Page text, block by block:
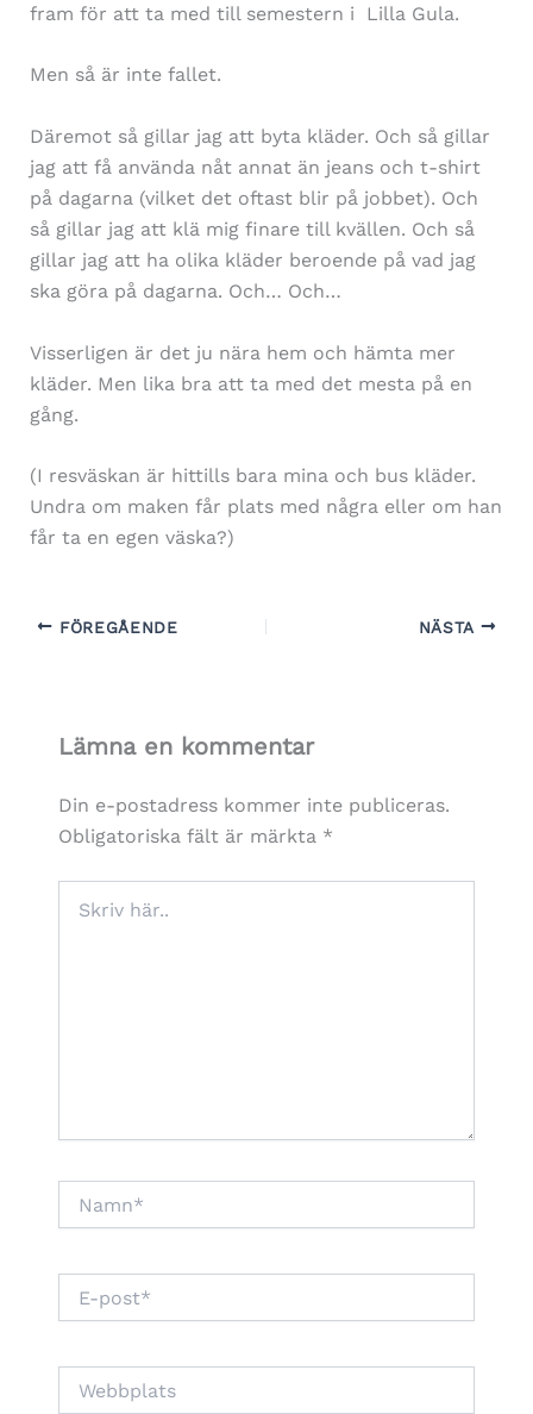
fram för att ta med till semestern i Lilla Gula.
Men så är inte fallet.
Däremot så gillar jag att byta kläder. Och så gillar
jag att få använda nåt annat än jeans och t-shirt
på dagarna (vilket det oftast blir på jobbet). Och
så gillar jag att klä mig finare till kvällen. Och så
gillar jag att ha olika kläder beroende på vad jag
ska göra på dagarna. Och… Och…
Visserligen är det ju nära hem och hämta mer
kläder. Men lika bra att ta med det mesta på en
gång.
(I resväskan är hittills bara mina och bus kläder.
Undra om maken får plats med några eller om han
får ta en egen väska?)
FÖREGÅENDE NÄSTA
Lämna en kommentar
Din e-postadress kommer inte publiceras.
Obligatoriska fält är märkta *
här..
post*